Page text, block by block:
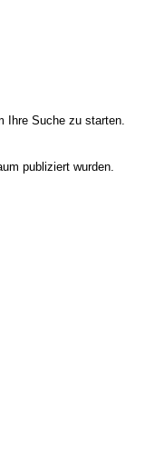
Ihre Suche zu starten.
publiziert wurden.